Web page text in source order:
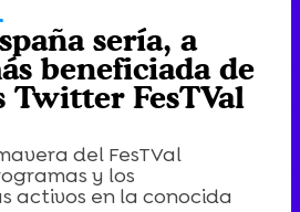
sería, a
beneficiada de
Twitter FesTVal
del FesTVal
y los
activos en la conocida